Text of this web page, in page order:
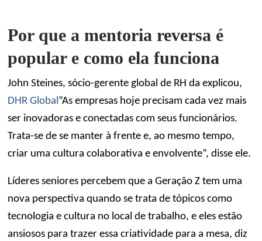
Por que a mentoria reversa é
popular e como ela funciona
John Steines, sócio-gerente global de RH da explicou,
DHR Global“As empresas hoje precisam cada vez mais
ser inovadoras e conectadas com seus funcionários.
Trata-se de se manter à frente e, ao mesmo tempo,
criar uma cultura colaborativa e envolvente”, disse ele.
Líderes seniores percebem que a Geração Z tem uma
nova perspectiva quando se trata de tópicos como
tecnologia e cultura no local de trabalho, e eles estão
ansiosos para trazer essa criatividade para a mesa, diz